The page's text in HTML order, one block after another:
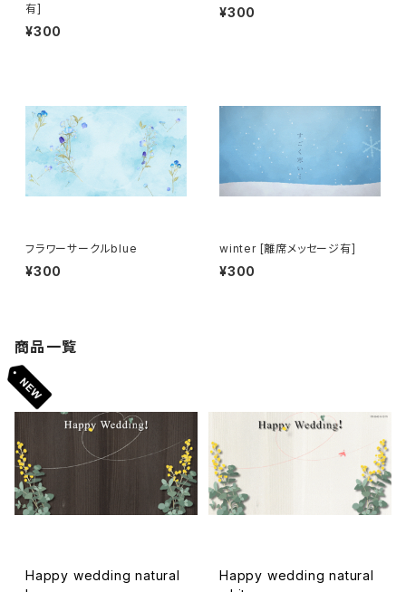
有]
¥300
¥300
フラワーサークルblue
¥300
winter [離席メッセージ有]
¥300
商品一覧
Happy wedding natural
Happy wedding natural